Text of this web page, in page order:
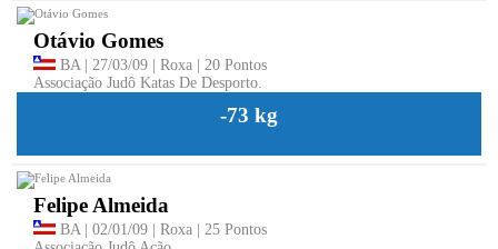
Otávio Gomes
BA | 27/03/09 | Roxa | 20 Pontos
Associação Judô Katas De Desporto.
-73 kg
Felipe Almeida
BA | 02/01/09 | Roxa | 25 Pontos